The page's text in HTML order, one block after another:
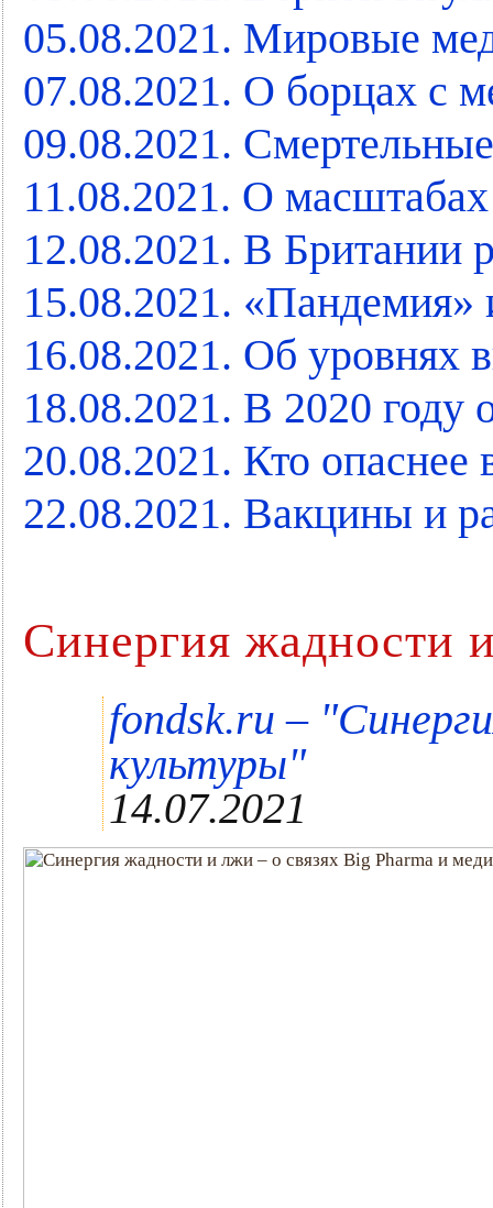
05.08.2021. Мировые
07.08.2021. О борцах с
09.08.2021.
11.08.2021. О
12.08.2021. В Британии
15.08.2021. «Пандемия»
16.08.2021. Об уровнях
18.08.2021. В 2020 году
20.08.2021. Кто опаснее
22.08.2021. Вакцины и
Синергия жадности
fondsk.ru – "
культуры"
14.07.2021